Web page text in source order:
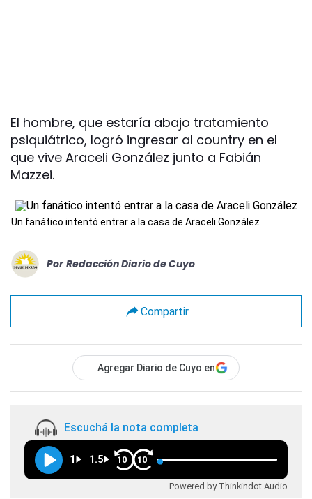
El hombre, que estaría abajo tratamiento
psiquiátrico, logró ingresar al country en el
que vive Araceli González junto a Fabián
Mazzei.
Un fanático intentó entrar a la casa de Araceli González
Por Redacción Diario de Cuyo
Compartir
Agregar Diario de Cuyo en
Escuchá la nota completa
1 1.5 10 10
Powered by Thinkindot Audio